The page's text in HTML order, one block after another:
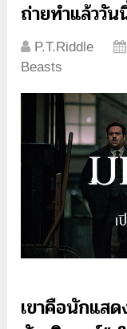
ถ่ายทำแล้ววัน
P.T.Riddle
Beasts
เขาคือนักแส